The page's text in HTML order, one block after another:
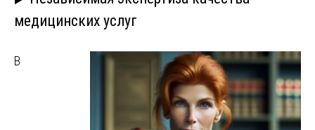
медицинских услуг
В